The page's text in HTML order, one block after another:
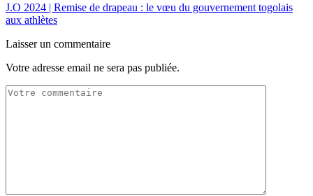
J.O 2024 | Remise de drapeau : le vœu du gouvernement togolais
aux athlètes
Laisser un commentaire
Votre adresse email ne sera pas publiée.